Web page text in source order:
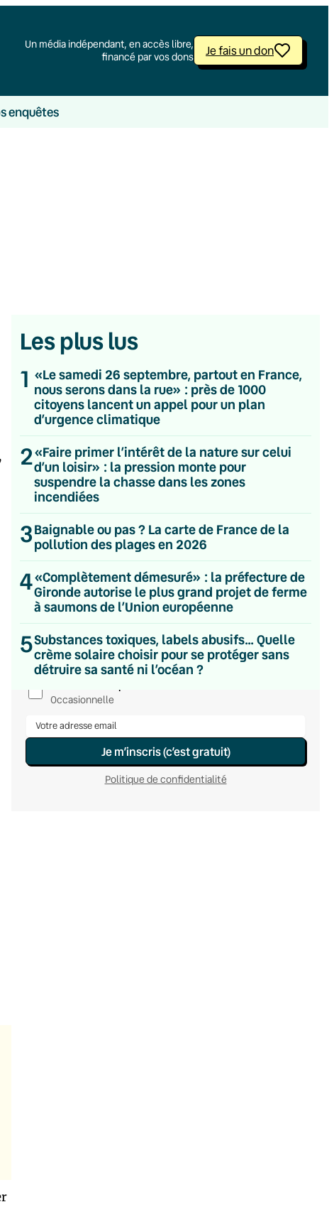
Un média indépendant, en accès libre,
financé par vos dons
Je fais un don
enquêtes
Les plus lus
1 «Le samedi 26 septembre, partout en France,
nous serons dans la rue» : près de 1000
citoyens lancent un appel pour un plan
d’urgence climatique
2«Faire primer l’intérêt de la nature sur celui
d’un loisir» : la pression monte pour
suspendre la chasse dans les zones
incendiées
3Baignable ou pas ? La carte de France de la
pollution des plages en 2026
4«Complètement démesuré» : la préfecture de
Gironde autorise le plus grand projet de ferme
à saumons de l’Union européenne
5Substances toxiques, labels abusifs… Quelle
crème solaire choisir pour se protéger sans
détruire sa santé ni l’océan ?
💌 Inscrivez-vous à nos newsletters
Quotidienne
Le samedi
Chaleurs Actuelles
Une fois par mois
Occasionnelle
Je m’inscris (c’est gratuit)
Politique de confidentialité